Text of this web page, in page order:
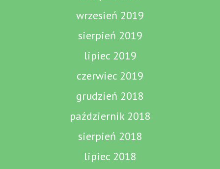
wrzesień 2019
sierpień 2019
lipiec 2019
czerwiec 2019
grudzień 2018
październik 2018
sierpień 2018
lipiec 2018